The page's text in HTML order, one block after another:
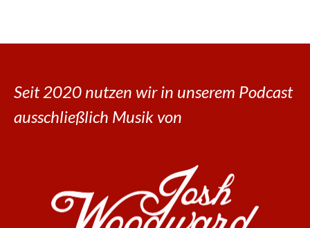
Seit 2020 nutzen wir in unserem Podcast
ausschließlich Musik von